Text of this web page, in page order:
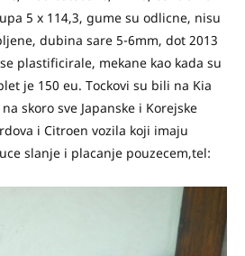
5 x 114,3, gume su odlicne, nisu
dubina sare 5-6mm, dot 2013
plastificirale, mekane kao kada su
je 150 eu. Tockovi su bili na Kia
skoro sve Japanske i Korejske
i Citroen vozila koji imaju
slanje i placanje pouzecem,tel: